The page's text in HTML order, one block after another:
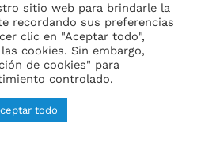
compra
sitio web para brindarle la
recordando sus preferencias
clic en "Aceptar todo",
cookies. Sin embargo,
de cookies" para
controlado.
todo